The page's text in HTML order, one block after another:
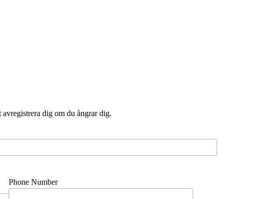
dig om du ångrar dig.
Phone Number